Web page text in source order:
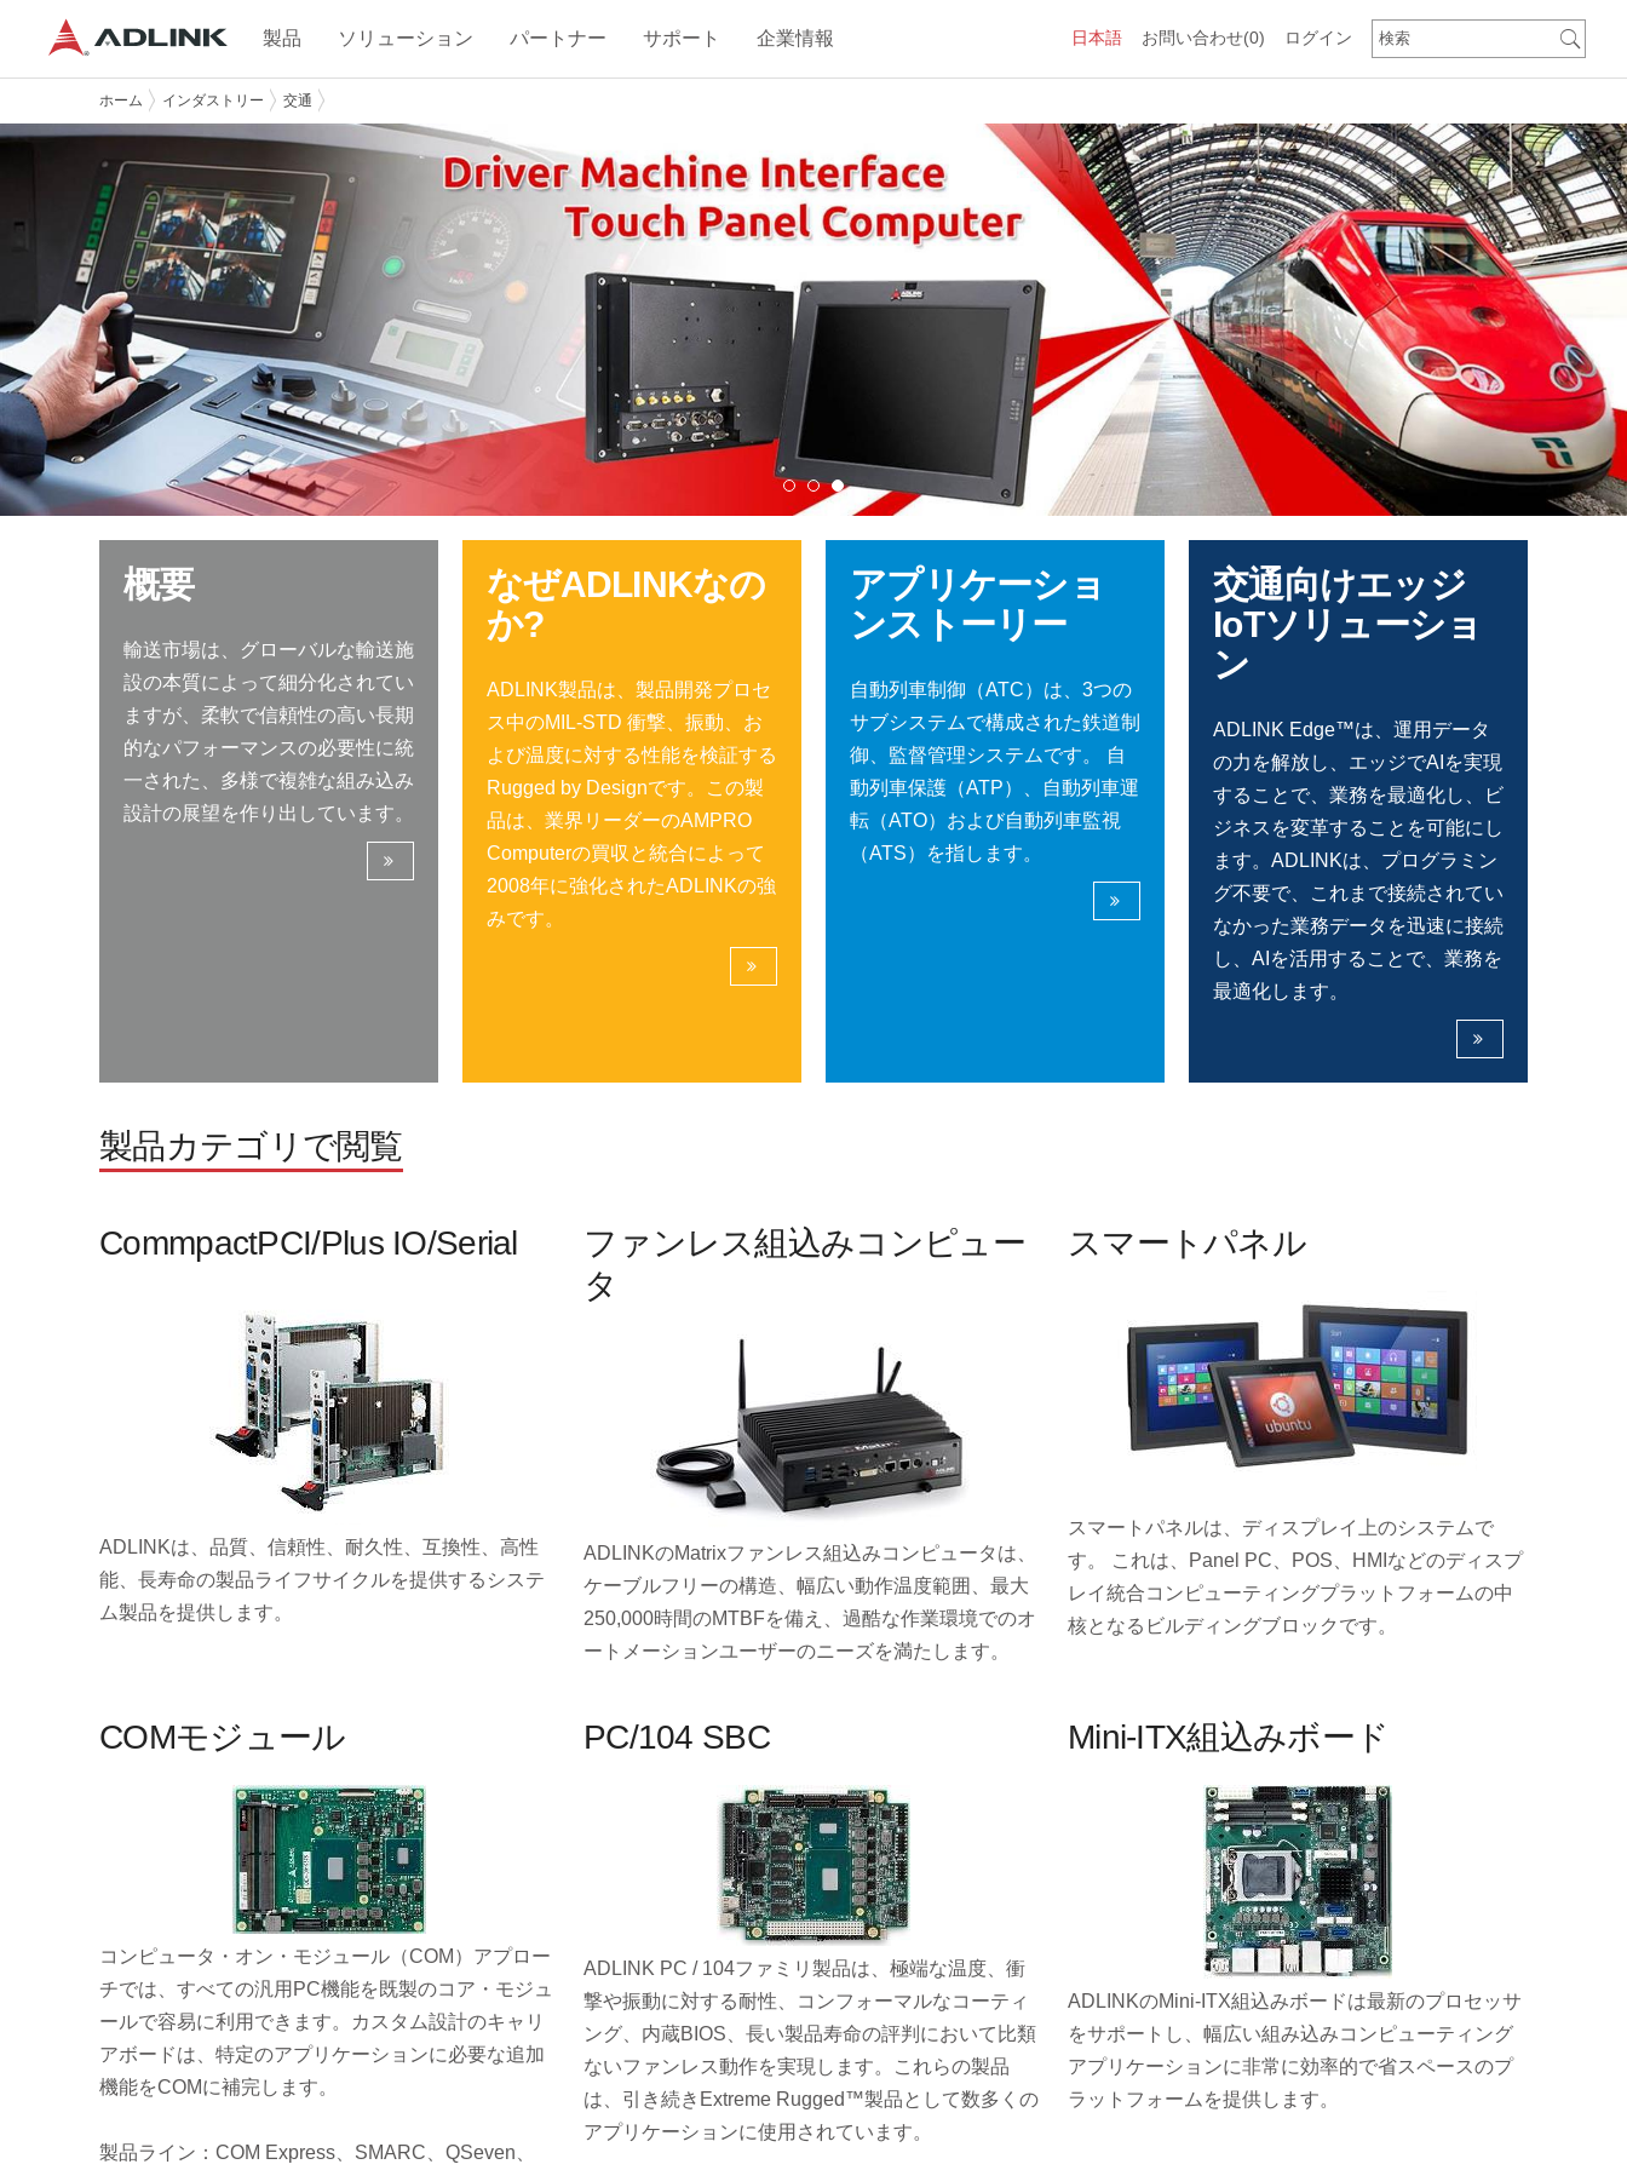
お問い合わせ(0)
日本語 ログイン
製品 ソリューション パートナー サポート 企業情報
ホーム インダストリー 交通
概要
輸送市場は、グローバルな輸送施
設の本質によって細分化されてい
ますが、柔軟で信頼性の高い長期
的なパフォーマンスの必要性に統
一された、多様で複雑な組み込み
設計の展望を作り出しています。
なぜADLINKなの
か?
ADLINK製品は、製品開発プロセ
ス中のMIL-STD 衝撃、振動、お
よび温度に対する性能を検証する
Rugged by Designです。この製
品は、業界リーダーのAMPRO
Computerの買収と統合によって
2008年に強化されたADLINKの強
みです。
アプリケーショ
ンストーリー
自動列車制御（ATC）は、3つの
サブシステムで構成された鉄道制
御、監督管理システムです。 自
動列車保護（ATP）、自動列車運
転（ATO）および自動列車監視
（ATS）を指します。
交通向けエッジ
IoTソリューショ
ン
ADLINK Edge™は、運用データ
の力を解放し、エッジでAIを実現
することで、業務を最適化し、ビ
ジネスを変革することを可能にし
ます。ADLINKは、プログラミン
グ不要で、これまで接続されてい
なかった業務データを迅速に接続
し、AIを活用することで、業務を
最適化します。
製品カテゴリで閲覧
CommpactPCI/Plus IO/Serial
ADLINKは、品質、信頼性、耐久性、互換性、高性
能、長寿命の製品ライフサイクルを提供するシステ
ム製品を提供します。
ファンレス組込みコンピュー
タ
ADLINKのMatrixファンレス組込みコンピュータは、
ケーブルフリーの構造、幅広い動作温度範囲、最大
250,000時間のMTBFを備え、過酷な作業環境でのオ
ートメーションユーザーのニーズを満たします。
スマートパネル
スマートパネルは、ディスプレイ上のシステムで
す。 これは、Panel PC、POS、HMIなどのディスプ
レイ統合コンピューティングプラットフォームの中
核となるビルディングブロックです。
COMモジュール
コンピュータ・オン・モジュール（COM）アプロー
チでは、すべての汎用PC機能を既製のコア・モジュ
ールで容易に利用できます。カスタム設計のキャリ
アボードは、特定のアプリケーションに必要な追加
機能をCOMに補完します。
製品ライン：COM Express、SMARC、QSeven、
PC/104 SBC
ADLINK PC / 104ファミリ製品は、極端な温度、衝
撃や振動に対する耐性、コンフォーマルなコーティ
ング、内蔵BIOS、長い製品寿命の評判において比類
ないファンレス動作を実現します。これらの製品
は、引き続きExtreme Rugged™製品として数多くの
アプリケーションに使用されています。
Mini-ITX組込みボード
ADLINKのMini-ITX組込みボードは最新のプロセッサ
をサポートし、幅広い組み込みコンピューティング
アプリケーションに非常に効率的で省スペースのプ
ラットフォームを提供します。